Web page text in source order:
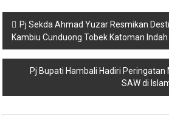
Navigasi
pos
Pj Sekda Ahmad Yuzar Resmikan
Kambiu Cunduong Tobek Katoman Indah
Pj Bupati Hambali Hadiri
SAW di